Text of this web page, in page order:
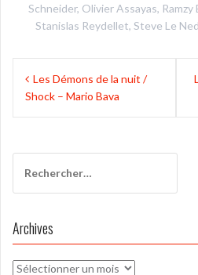
Schneider, Olivier Assayas, Ramzy
Stanislas Reydellet, Steve Le
Navigation
deLes Démons de la nuit /
Shock – Mario Bava
Archives
Archives